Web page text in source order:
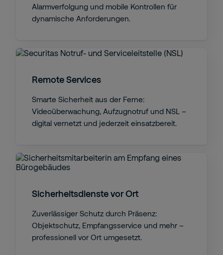
Alarmverfolgung und mobile Kontrollen für
dynamische Anforderungen.
Remote Services
Smarte Sicherheit aus der Ferne:
Videoüberwachung, Aufzugnotruf und NSL –
digital vernetzt und jederzeit einsatzbereit.
Sicherheitsdienste vor Ort
Zuverlässiger Schutz durch Präsenz:
Objektschutz, Empfangsservice und mehr –
professionell vor Ort umgesetzt.